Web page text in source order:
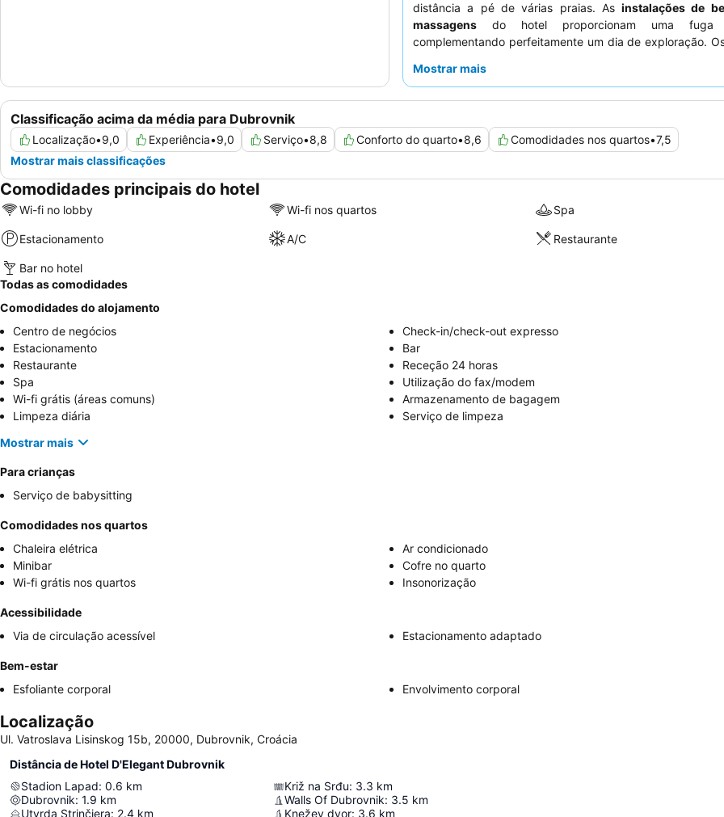
distância a pé de várias praias. Asinstalações de
massagens do hotel proporcionam uma fuga
complementando perfeitamente um dia de exploração.
e prestativos
Mostrar mais
Classificação acima da média para Dubrovnik
Localização•9,0 Experiência•9,0 Serviço•8,8 Conforto do quarto•8,6 Comodidades nos quartos•7,5
Mostrar mais classificações
Comodidades principais do hotel
Wi-fi no lobby Wi-fi nos quartos Spa
Estacionamento A/C Restaurante
Bar no hotel
Todas as comodidades
Comodidades do alojamento
Centro de negócios
Check-in/check-out expresso
Estacionamento
Bar
Restaurante
Receção 24 horas
Spa
Utilização do fax/modem
Wi-fi grátis (áreas comuns)
Armazenamento de bagagem
Limpeza diária
Serviço de limpeza
Mostrar mais
Para crianças
Serviço de babysitting
Comodidades nos quartos
Chaleira elétrica
Ar condicionado
Minibar
Cofre no quarto
Wi-fi grátis nos quartos
Insonorização
Acessibilidade
Via de circulação acessível
Estacionamento adaptado
Bem-estar
Esfoliante corporal
Envolvimento corporal
Localização
Ul. Vatroslava Lisinskog 15b, 20000, Dubrovnik, Croácia
Distância de Hotel D'Elegant Dubrovnik
Stadion Lapad: 0.6 km
Dubrovnik: 1.9 km
Utvrda Strinčjera: 2.4 km
Križ na Srđu: 3.3 km
Walls Of Dubrovnik: 3.5 km
Knežev dvor: 3.6 km